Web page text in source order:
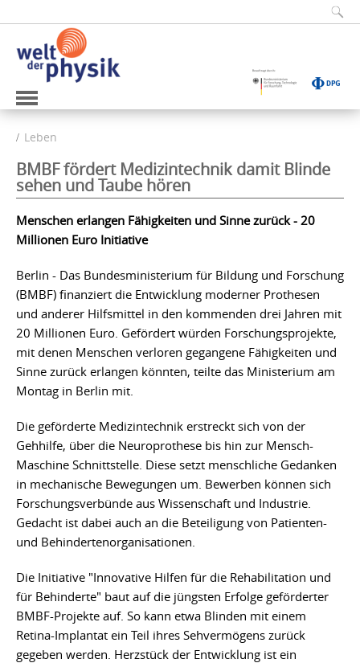
Leben
BMBF fördert Medizintechnik damit Blinde
sehen und Taube hören
Menschen erlangen Fähigkeiten und Sinne zurück - 20
Millionen Euro Initiative
Berlin - Das Bundesministerium für Bildung und Forschung
(BMBF) finanziert die Entwicklung moderner Prothesen
und anderer Hilfsmittel in den kommenden drei Jahren mit
20 Millionen Euro. Gefördert würden Forschungsprojekte,
mit denen Menschen verloren gegangene Fähigkeiten und
Sinne zurück erlangen könnten, teilte das Ministerium am
Montag in Berlin mit.
Die geförderte Medizintechnik erstreckt sich von der
Gehhilfe, über die Neuroprothese bis hin zur Mensch-
Maschine Schnittstelle. Diese setzt menschliche Gedanken
in mechanische Bewegungen um. Bewerben können sich
Forschungsverbünde aus Wissenschaft und Industrie.
Gedacht ist dabei auch an die Beteiligung von Patienten-
und Behindertenorganisationen.
Die Initiative "Innovative Hilfen für die Rehabilitation und
für Behinderte" baut auf die jüngsten Erfolge geförderter
BMBF-Projekte auf. So kann etwa Blinden mit einem
Retina-Implantat ein Teil ihres Sehvermögens zurück
gegeben werden. Herzstück der Entwicklung ist ein